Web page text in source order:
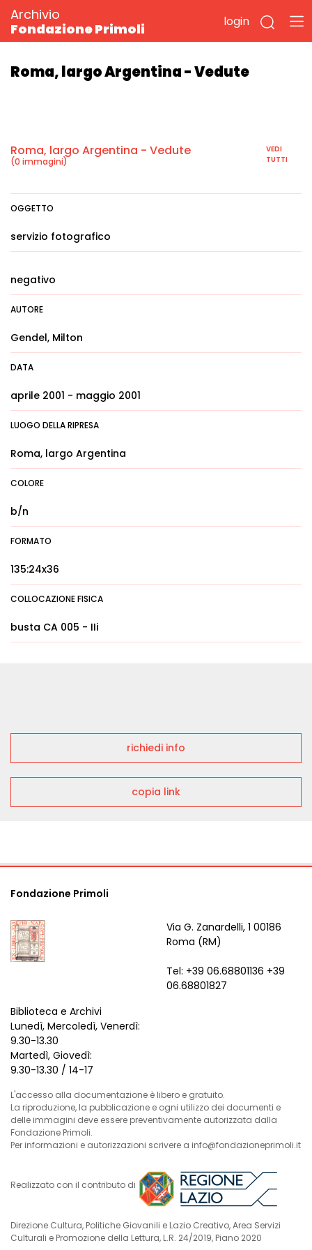
Archivio
Fondazione Primoli
login
Roma, largo Argentina - Vedute
Roma, largo Argentina - Vedute
(0 immagini)
VEDI
TUTTI
OGGETTO
servizio fotografico
negativo
AUTORE
Gendel, Milton
DATA
aprile 2001 - maggio 2001
LUOGO DELLA RIPRESA
Roma, largo Argentina
COLORE
b/n
FORMATO
135:24x36
COLLOCAZIONE FISICA
busta CA 005 - IIi
richiedi info
copia link
Fondazione Primoli
Via G. Zanardelli, 1 00186
Roma (RM)
Tel: +39 06.68801136 +39
06.68801827
Biblioteca e Archivi
Lunedì, Mercoledì, Venerdì:
9.30-13.30
Martedì, Giovedì:
9.30-13.30 / 14-17
L'accesso alla documentazione è libero e gratuito.
La riproduzione, la pubblicazione e ogni utilizzo dei documenti e
delle immagini deve essere preventivamente autorizzata dalla
Fondazione Primoli.
Per informazioni e autorizzazioni scrivere a info@fondazioneprimoli.it
Realizzato con il contributo di
Direzione Cultura, Politiche Giovanili e Lazio Creativo, Area Servizi
Culturali e Promozione della Lettura, L.R. 24/2019, Piano 2020